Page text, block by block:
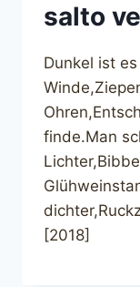
salto
Dunkel ist
finde.Man
[2018]